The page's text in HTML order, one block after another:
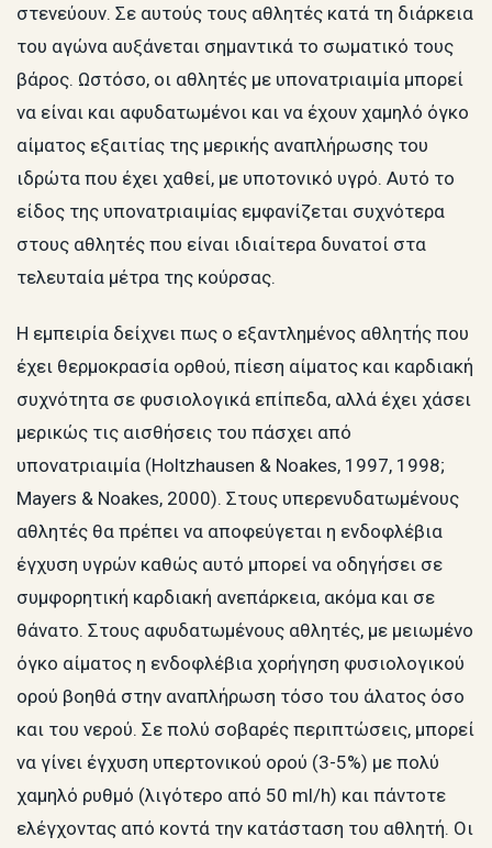
στενεύουν. Σε αυτούς τους αθλητές κατά τη διάρκεια
του αγώνα αυξάνεται σημαντικά το σωματικό τους
βάρος. Ωστόσο, οι αθλητές με υπονατριαιμία μπορεί
να είναι και αφυδατωμένοι και να έχουν χαμηλό όγκο
αίματος εξαιτίας της μερικής αναπλήρωσης του
ιδρώτα που έχει χαθεί, με υποτονικό υγρό. Αυτό το
είδος της υπονατριαιμίας εμφανίζεται συχνότερα
στους αθλητές που είναι ιδιαίτερα δυνατοί στα
τελευταία μέτρα της κούρσας.
Η εμπειρία δείχνει πως ο εξαντλημένος αθλητής που
έχει θερμοκρασία ορθού, πίεση αίματος και καρδιακή
συχνότητα σε φυσιολογικά επίπεδα, αλλά έχει χάσει
μερικώς τις αισθήσεις του πάσχει από
υπονατριαιμία (Holtzhausen & Noakes, 1997, 1998;
Mayers & Noakes, 2000). Στους υπερενυδατωμένους
αθλητές θα πρέπει να αποφεύγεται η ενδοφλέβια
έγχυση υγρών καθώς αυτό μπορεί να οδηγήσει σε
συμφορητική καρδιακή ανεπάρκεια, ακόμα και σε
θάνατο. Στους αφυδατωμένους αθλητές, με μειωμένο
όγκο αίματος η ενδοφλέβια χορήγηση φυσιολογικού
ορού βοηθά στην αναπλήρωση τόσο του άλατος όσο
και του νερού. Σε πολύ σοβαρές περιπτώσεις, μπορεί
να γίνει έγχυση υπερτονικού ορού (3-5%) με πολύ
χαμηλό ρυθμό (λιγότερο από 50 ml/h) και πάντοτε
ελέγχοντας από κοντά την κατάσταση του αθλητή. Οι